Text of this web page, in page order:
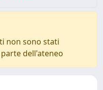
non sono stati
dell'ateneo